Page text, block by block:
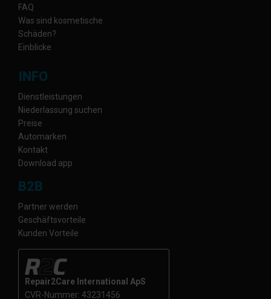
FAQ
Was sind kosmetische
Schäden?
Einblicke
INFO
Dienstleistungen
Niederlassung suchen
Preise
Automarken
Kontakt
Download app
B2B
Partner werden
Geschäftsvorteile
Kunden Vorteile
Repair2Care International ApS
CVR-Nummer: 43231456